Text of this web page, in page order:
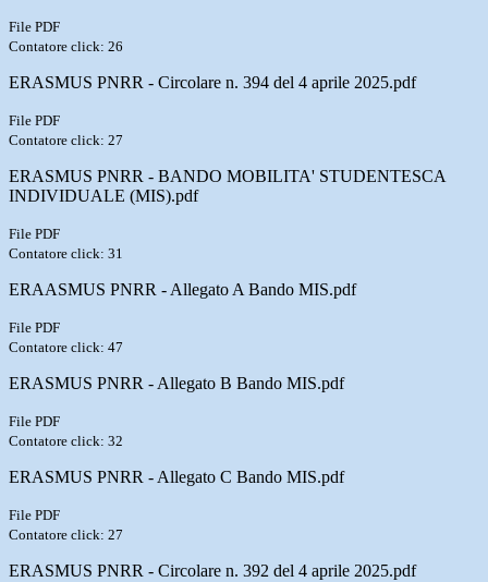
File PDF
Contatore click: 26
ERASMUS PNRR - Circolare n. 394 del 4 aprile 2025.pdf
File PDF
Contatore click: 27
ERASMUS PNRR - BANDO MOBILITA' STUDENTESCA
INDIVIDUALE (MIS).pdf
File PDF
Contatore click: 31
ERAASMUS PNRR - Allegato A Bando MIS.pdf
File PDF
Contatore click: 47
ERASMUS PNRR - Allegato B Bando MIS.pdf
File PDF
Contatore click: 32
ERASMUS PNRR - Allegato C Bando MIS.pdf
File PDF
Contatore click: 27
ERASMUS PNRR - Circolare n. 392 del 4 aprile 2025.pdf